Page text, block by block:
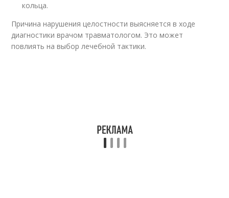
кольца.
Причина нарушения целостности выясняется в ходе
диагностики врачом травматологом. Это может
повлиять на выбор лечебной тактики.